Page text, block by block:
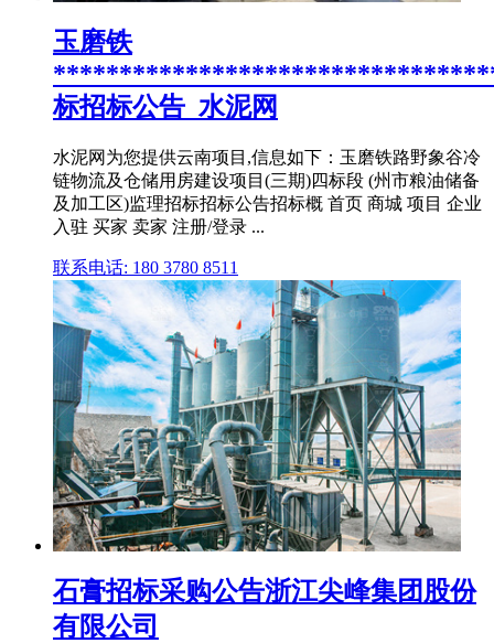
玉磨铁
标招标公告_水泥网
水泥网为您提供云南项目,信息如下：玉磨铁路野象谷冷
链物流及仓储用房建设项目(三期)四标段 (州市粮油储备
及加工区)监理招标招标公告招标概 首页 商城 项目 企业
入驻 买家 卖家 注册/登录 ...
联系电话: 180 3780 8511
石膏招标采购公告浙江尖峰集团股份
有限公司